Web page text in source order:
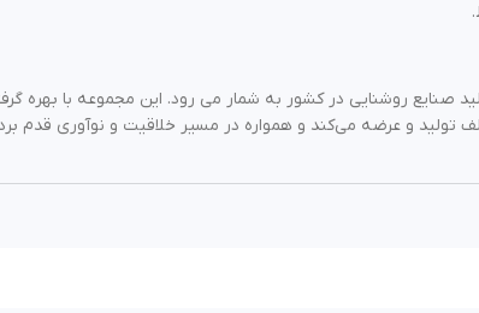
تجربه، یکی از پیشروان تولید صنایع روشنایی در کشور به شمار می رود. این
تولید و عرضه می‌کند و همواره در مسیر خلاقیت و نوآوری قدم